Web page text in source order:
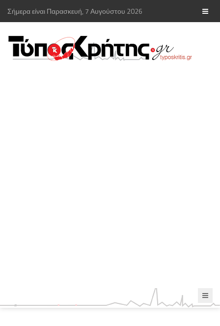
Σήμερα είναι Παρασκευή, 7 Αυγούστου 2026